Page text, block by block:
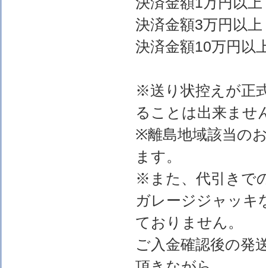
決済金額3万円以
決済金額10万円以
※送り状控えが正
ることは出来ませ
※離島地域該当の
ます。
※また、代引きで
ガレージジャッキ
ておりません。
ご入金確認後の発